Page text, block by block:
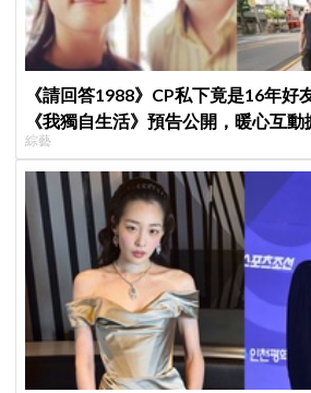
《請回答1988》CP私下竟是16年好
《我獨自生活》預告公開，暖心互
綜藝